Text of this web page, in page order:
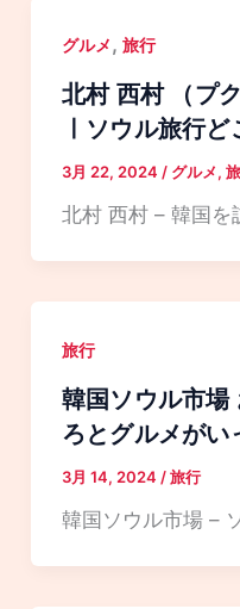
グルメ, 旅行
北村 西村 （プ
ㅣソウル旅行
3月 22, 2024 / グルメ,
北村 西村 – 韓国を
旅行
韓国ソウル市場
ろとグルメがい
3月 14, 2024 /旅行
韓国ソウル市場 –